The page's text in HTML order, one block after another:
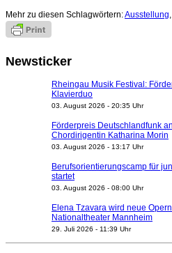
Mehr zu diesen Schlagwörtern:Ausstellung,
Newsticker
Rheingau Musik Festival:
Klavierduo
03. August 2026 - 20:35 Uhr
Förderpreis Deutschlandfunk
Chordirigentin Katharina Morin
03. August 2026 - 13:17 Uhr
Berufsorientierungscamp für
startet
03. August 2026 - 08:00 Uhr
Elena Tzavara wird neue
Nationaltheater Mannheim
29. Juli 2026 - 11:39 Uhr